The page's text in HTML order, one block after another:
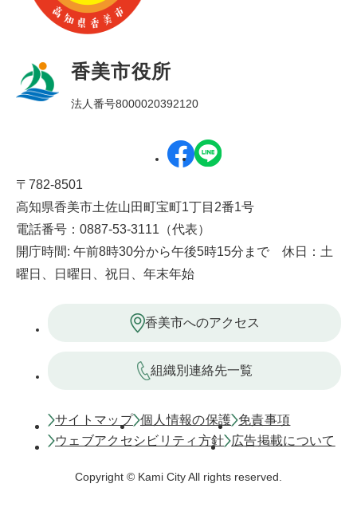
香美市役所
法人番号8000020392120
〒782-8501
高知県香美市土佐山田町宝町1丁目2番1号
電話番号：0887-53-3111（代表）
開庁時間: 午前8時30分から午後5時15分まで 休日：土
曜日、日曜日、祝日、年末年始
香美市へのアクセス
組織別連絡先一覧
サイトマップ 個人情報の保護 免責事項
ウェブアクセシビリティ方針
広告掲載について
Copyright © Kami City All rights reserved.